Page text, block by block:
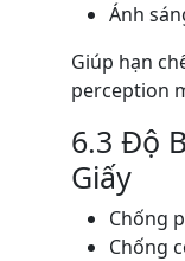
Ánh
Giúp hạn
perception
6.3 Độ
Giấy
Chống
Chống